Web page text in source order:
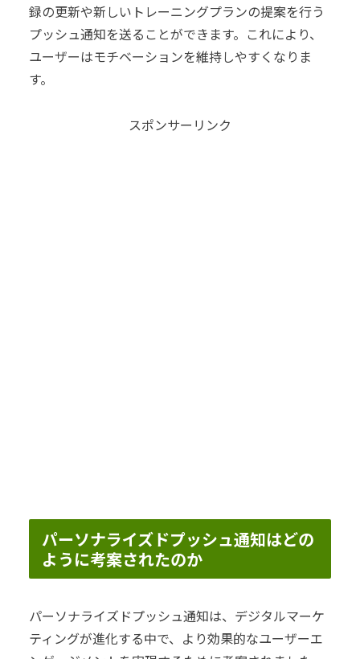
録の更新や新しいトレーニングプランの提案を行う
プッシュ通知を送ることができます。これにより、
ユーザーはモチベーションを維持しやすくなりま
す。
スポンサーリンク
パーソナライズドプッシュ通知はどの
ように考案されたのか
パーソナライズドプッシュ通知は、デジタルマーケ
ティングが進化する中で、より効果的なユーザーエ